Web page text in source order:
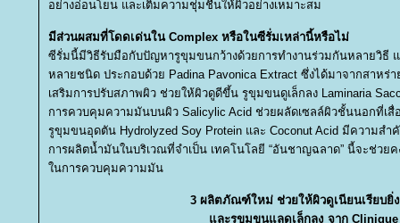
อย่างอ่อนโยน และเติมความชุ่มชื่นให้ผิวอย่างเหมาะสม
มีส่วนผสมที่โดดเด่นใน Complex หรือในซีรั่มเหล่านี้หรือไม่
ซีรั่มนี้มีวิธีรับมือกับปัญหารูขุมขนกว้างด้วยการทำงานร่วมกันหลายวิธี
หลายชนิด ประกอบด้วย Padina Pavonica Extract ซึ่งได้มาจากสาหร่า
เสริมการปรับสภาพผิว ช่วยให้ผิวดูดีขึ้น รูขุมขนดูเล็กลง Laminaria
การควบคุมความมันบนผิว Salicylic Acid ช่วยผลัดเซลล์ผิวชั้นนอกที่เสื่
รูขุมขนอุดตัน Hydrolyzed Soy Protein และ Coconut Acid มีความสำ
การผลิตน้ำมันในบริเวณที่จำเป็น เทคโนโลยี “อันชาญฉลาด” นี้จะช่วย
นการควบคุมความมัน
3 ผลิตภัณฑ์ใหม่ ช่วยให้ผิวดูเนียนเรียบยิ่
ละรูขุมขนแลดูเล็กลง จาก Clinique